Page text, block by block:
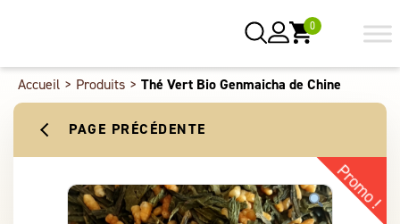
0
Accueil > Produits > Thé Vert Bio Genmaicha de Chine
PAGE PRÉCÉDENTE
Promo !